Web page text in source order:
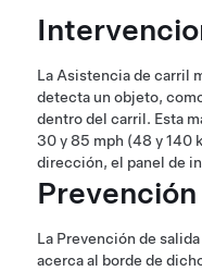
La Asistencia de carril
detecta un objeto,
dentro del carril. Esta
30 y 85 mph (48 y 140
dirección, el panel de
La Prevención de
acerca al borde de